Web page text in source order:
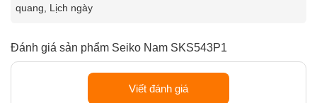
quang, Lịch ngày
Đánh giá sản phẩm Seiko Nam SKS543P1
Viết đánh giá